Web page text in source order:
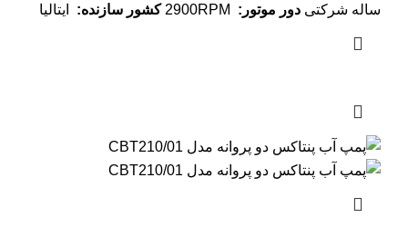
ساله شرکتی دور موتور: کشور سازنده: ایتالیا